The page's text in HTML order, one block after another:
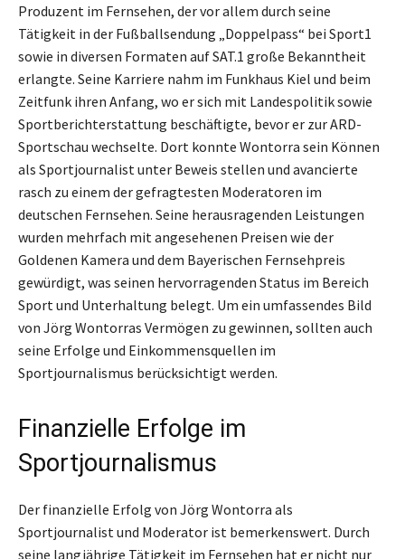
Produzent im Fernsehen, der vor allem durch seine
Tätigkeit in der Fußballsendung „Doppelpass“ bei Sport1
sowie in diversen Formaten auf SAT.1 große Bekanntheit
erlangte. Seine Karriere nahm im Funkhaus Kiel und beim
Zeitfunk ihren Anfang, wo er sich mit Landespolitik sowie
Sportberichterstattung beschäftigte, bevor er zur ARD-
Sportschau wechselte. Dort konnte Wontorra sein Können
als Sportjournalist unter Beweis stellen und avancierte
rasch zu einem der gefragtesten Moderatoren im
deutschen Fernsehen. Seine herausragenden Leistungen
wurden mehrfach mit angesehenen Preisen wie der
Goldenen Kamera und dem Bayerischen Fernsehpreis
gewürdigt, was seinen hervorragenden Status im Bereich
Sport und Unterhaltung belegt. Um ein umfassendes Bild
von Jörg Wontorras Vermögen zu gewinnen, sollten auch
seine Erfolge und Einkommensquellen im
Sportjournalismus berücksichtigt werden.
Finanzielle Erfolge im
Sportjournalismus
Der finanzielle Erfolg von Jörg Wontorra als
Sportjournalist und Moderator ist bemerkenswert. Durch
seine langjährige Tätigkeit im Fernsehen hat er nicht nur